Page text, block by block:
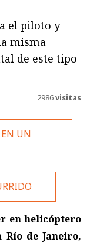
el piloto y
misma
de este tipo
2986visitas
UN
en helicóptero
de Janeiro,